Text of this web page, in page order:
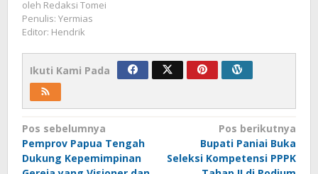
oleh Redaksi Tomei
Penulis: Yermias
Editor: Hendrik
Ikuti Kami Pada
Navigasi
pos
Pos sebelumnya
Pemprov Papua Tengah
Dukung Kepemimpinan
Pos berikutnya
Bupati Paniai Buka
Seleksi Kompetensi PPPK